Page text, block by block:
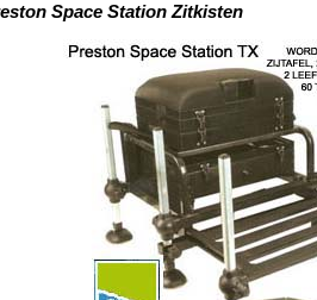
Space Station Zitkisten